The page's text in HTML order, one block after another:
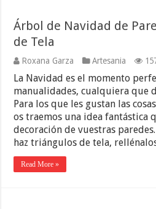
Árbol de Navidad de
de Tela
Roxana Garza Artesania
La Navidad es el momento
manualidades, cualquiera que
Para los que les gustan las
os traemos una idea fantástica
decoración de vuestras
haz triángulos de tela,
Read More »